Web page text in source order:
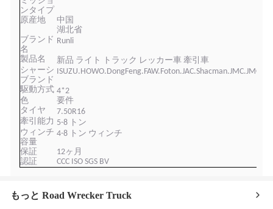
ンタイプ
原産地
中国
湖北省
ブランド
名
Runli
製品名
新品 ライト
トラック レッカー車 牽引車
シャーシ
ブランド
ISUZU.HOWO.DongFeng.FAW.Foton.JAC.Shacman.JMC.JMC
駆動方式 4*2
色
要件
タイヤ
7.50R16
牽引能力 5-8 トン
ウィンチ
容量
4-8 トン ウィンチ
保証
12ヶ月
認証
CCC ISO SGS BV
もっと Road Wrecker Truck